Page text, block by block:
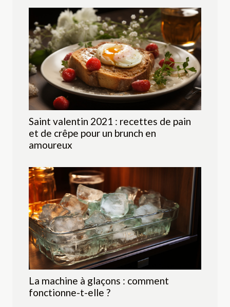
Saint valentin 2021 : recettes de pain
et de crêpe pour un brunch en
amoureux
La machine à glaçons : comment
fonctionne-t-elle ?